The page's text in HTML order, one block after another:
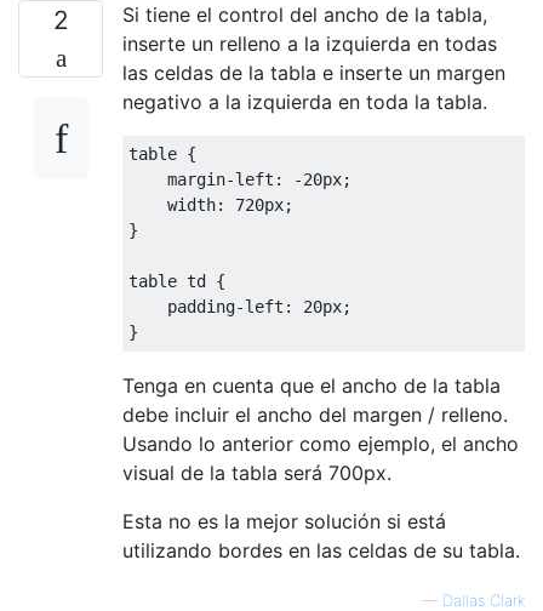
2
Si tiene el control del ancho de la tabla,
inserte un relleno a la izquierda en todas
las celdas de la tabla e inserte un margen
negativo a la izquierda en toda la tabla.
table {
    margin
-left : -20px;
    width
: 720px;
}
table td {
    padding
-left : 20px;
}
Tenga en cuenta que el ancho de la tabla
debe incluir el ancho del margen / relleno.
Usando lo anterior como ejemplo, el ancho
visual de la tabla será 700px.
Esta no es la mejor solución si está
utilizando bordes en las celdas de su tabla.
— Dallas Clark